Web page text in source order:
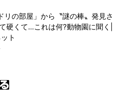
リの部屋」から〝謎の棒〟発見さ
硬くて...これは何?動物園に聞く|
ト